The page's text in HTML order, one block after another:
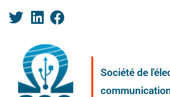
Société de